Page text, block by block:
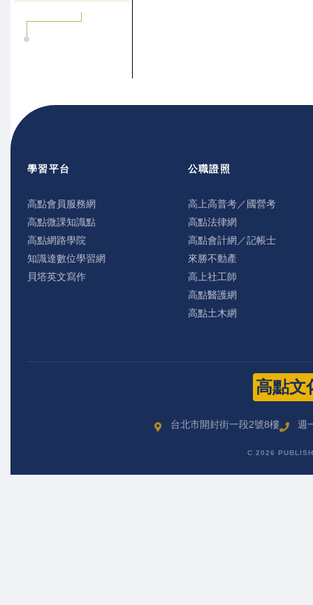
學習平台
高點會員服務網
高點微課知識點
高點網路學院
知識達數位學習網
貝塔英文寫作
公職證照
高上高普考／國營考
高點法律網
高點會計網／記帳士
來勝不動產
高上社工師
高點醫護網
高點土木網
高點文
台北市開封街一段2號8樓 週
C 2026